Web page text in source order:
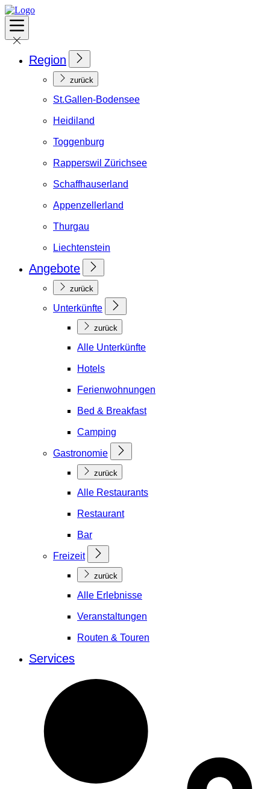
Region
zurück
St.Gallen-Bodensee
Heidiland
Toggenburg
Rapperswil Zürichsee
Schaffhauserland
Appenzellerland
Thurgau
Liechtenstein
Angebote
zurück
Unterkünfte
zurück
Alle Unterkünfte
Hotels
Ferienwohnungen
Bed & Breakfast
Camping
Gastronomie
zurück
Alle Restaurants
Restaurant
Bar
Freizeit
zurück
Alle Erlebnisse
Veranstaltungen
Routen & Touren
Services